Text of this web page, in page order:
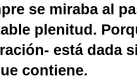
se miraba al
plenitud.
está dada
contiene.